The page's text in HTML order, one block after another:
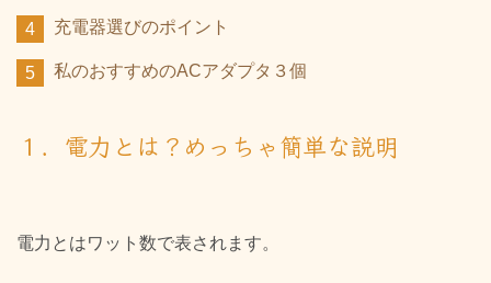
充電器選びのポイント
私のおすすめのACアダプタ３個
１．電力とは？めっちゃ簡単な説明
電力とはワット数で表されます。